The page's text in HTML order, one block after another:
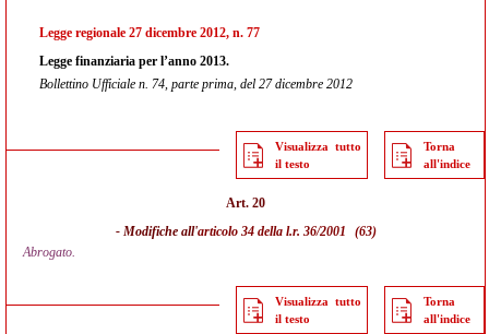
Legge regionale 27 dicembre 2012, n. 77
Legge finanziaria per l’anno 2013.
Bollettino Ufficiale n. 74, parte prima, del 27 dicembre 2012
Visualizza tutto
il testo
Torna
all'indice
Art. 20
- Modifiche all'articolo 34 della l.r. 36/2001
(63)
Abrogato.
Visualizza tutto
il testo
Torna
all'indice